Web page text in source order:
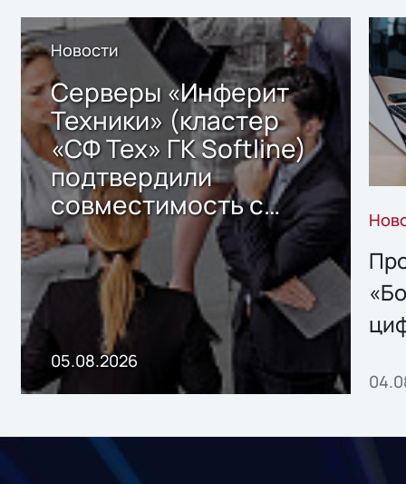
Новости
Серверы «Инферит
Техники» (кластер
«СФ Тех» ГК Softline)
подтвердили
совместимость с
решением Sharx
Storage 2.x для
хранения данных
05.08.2026